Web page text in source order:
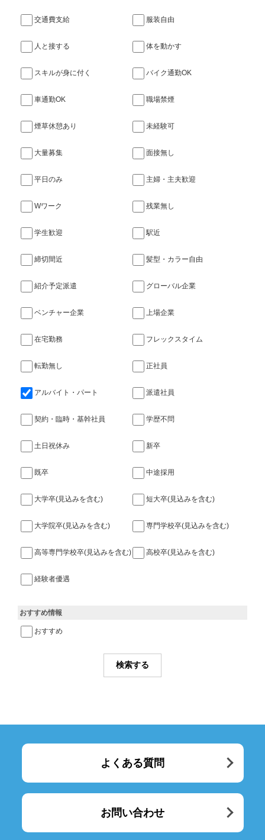
交通費支給 服装自由
人と接する 体を動かす
スキルが身に付く バイク通勤OK
車通勤OK 職場禁煙
煙草休憩あり 未経験可
大量募集 面接無し
平日のみ 主婦・主夫歓迎
Wワーク 残業無し
学生歓迎 駅近
締切間近 髪型・カラー自由
紹介予定派遣 グローバル企業
ベンチャー企業 上場企業
在宅勤務 フレックスタイム
転勤無し 正社員
アルバイト・パート 派遣社員
契約・臨時・基幹社員 学歴不問
土日祝休み 新卒
既卒 中途採用
大学卒(見込みを含む) 短大卒(見込みを含む)
大学院卒(見込みを含む) 専門学校卒(見込みを含む)
高等専門学校卒(見込みを含む) 高校卒(見込みを含む)
経験者優遇
おすすめ情報
おすすめ
よくある質問
お問い合わせ